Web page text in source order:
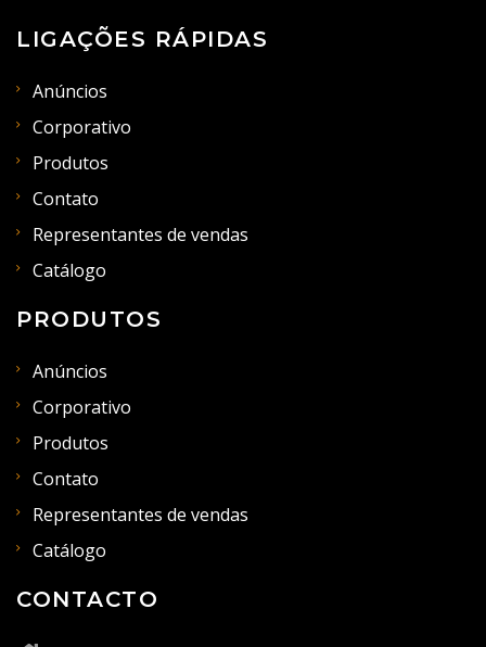
LIGAÇÕES RÁPIDAS
Anúncios
Corporativo
Produtos
Contato
Representantes de vendas
Catálogo
PRODUTOS
Anúncios
Corporativo
Produtos
Contato
Representantes de vendas
Catálogo
CONTACTO